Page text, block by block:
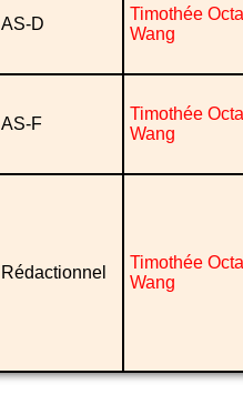
AS-D
Timothée
Wang
AS-F
Timothée
Wang
Rédactionnel
Timothée
Wang